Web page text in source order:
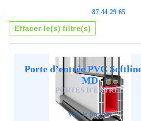
87 44 29 65
Effacer le(s) filtre(s)
Porte d’entrée PVC
MD
PORTES D'ENTRÉE
Voir le produit